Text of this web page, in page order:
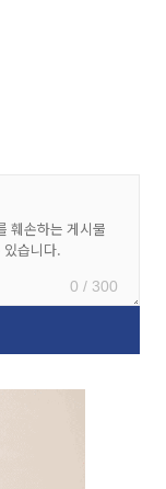
0 / 300